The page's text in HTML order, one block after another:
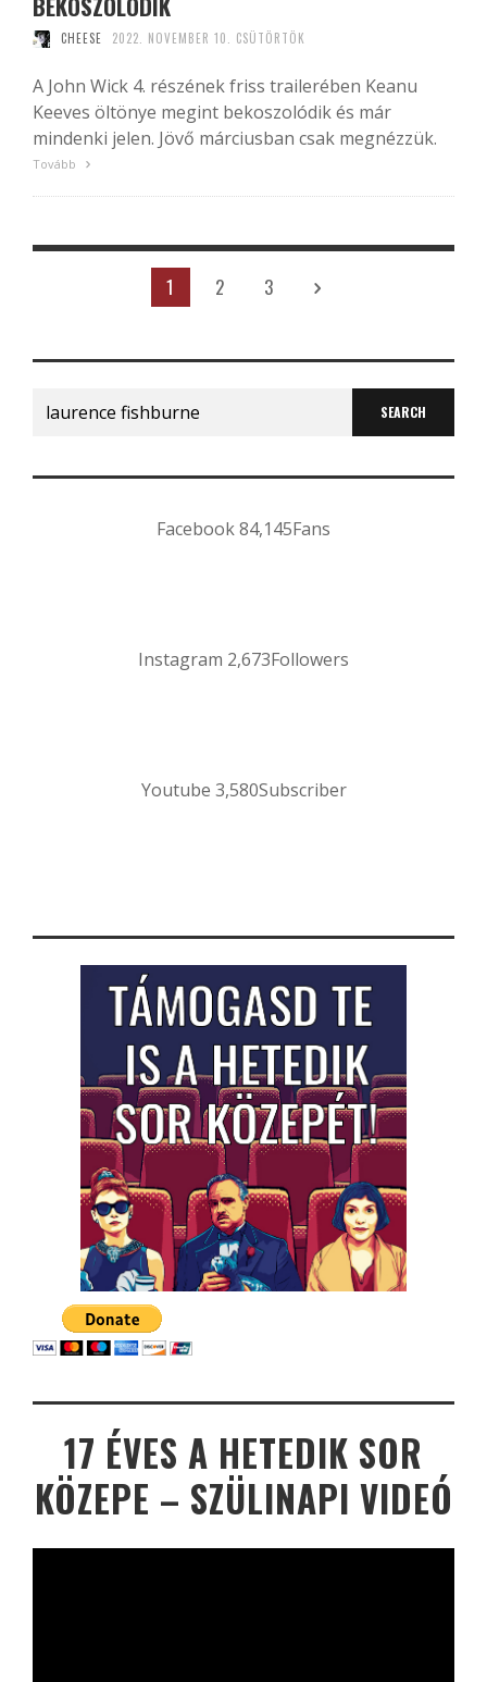
CHEESE 2022. NOVEMBER 10. CSÜTÖRTÖK
A John Wick 4. részének friss trailerében Keanu
Keeves öltönye megint bekoszolódik és már
mindenki jelen. Jövő márciusban csak megnézzük.
Tovább
1 2 3
Search
for:
Facebook84,145Fans
Instagram 2,673Followers
Youtube 3,580Subscriber
17 ÉVES A HETEDIK SOR
KÖZEPE – SZÜLINAPI VIDEÓ